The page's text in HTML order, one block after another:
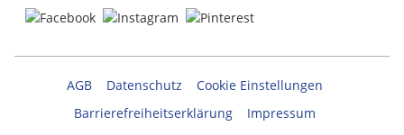
AGB Datenschutz
Cookie Einstellungen
Barrierefreiheitserklärung
Impressum